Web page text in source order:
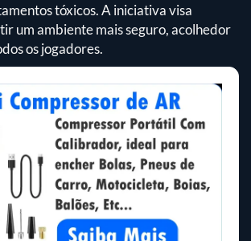
tóxicos. A iniciativa visa
um ambiente mais seguro, acolhedor
os jogadores.